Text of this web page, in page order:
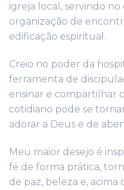
igreja local, servindo
organização de
edificação espiritual.
Creio no poder da
ferramenta de
ensinar e compartilhar
cotidiano pode se
adorar a Deus e de
Meu maior desejo é
fé de forma prática,
de paz, beleza e,